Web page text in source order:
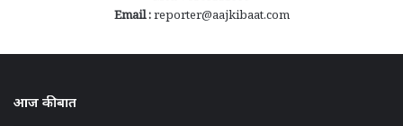
Email :reporter@aajkibaat.com
आज की बात